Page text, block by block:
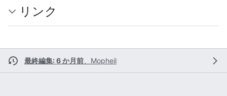
リンク
最終編集: 6 か月前 Mopheil